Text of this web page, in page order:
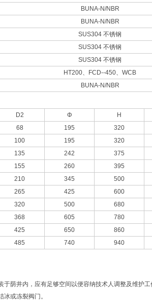
BUNA-N/NBR
BUNA-N/NBR
SUS304 不锈钢
SUS304 不锈钢
SUS304 不锈钢
HT200、
FCD--450、WCB
BUNA-N/NBR
D2 Φ H
68 195 320
100 195 320
135 242 375
155 260 395
210 345 500
265 425 600
320 500 680
368 605 780
425 650 860
485 740 940
荫井内，应有足够空间以便容纳技术人调整及维护工
或冻裂阀门。